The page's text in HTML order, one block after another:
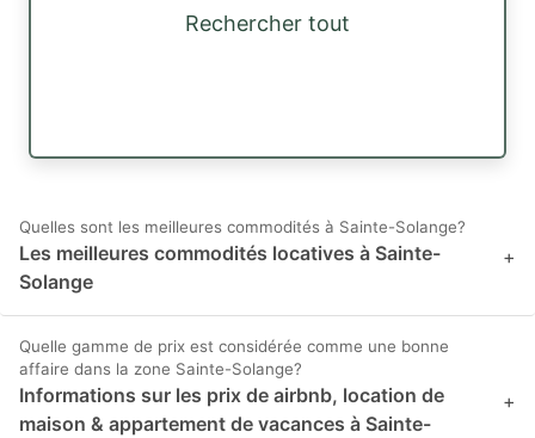
Rechercher tout
Quelles sont les meilleures commodités à Sainte-Solange?
Les meilleures commodités locatives à Sainte-
Solange
+
Quelle gamme de prix est considérée comme une bonne
affaire dans la zone Sainte-Solange?
Informations sur les prix de airbnb, location de
maison & appartement de vacances à Sainte-
+